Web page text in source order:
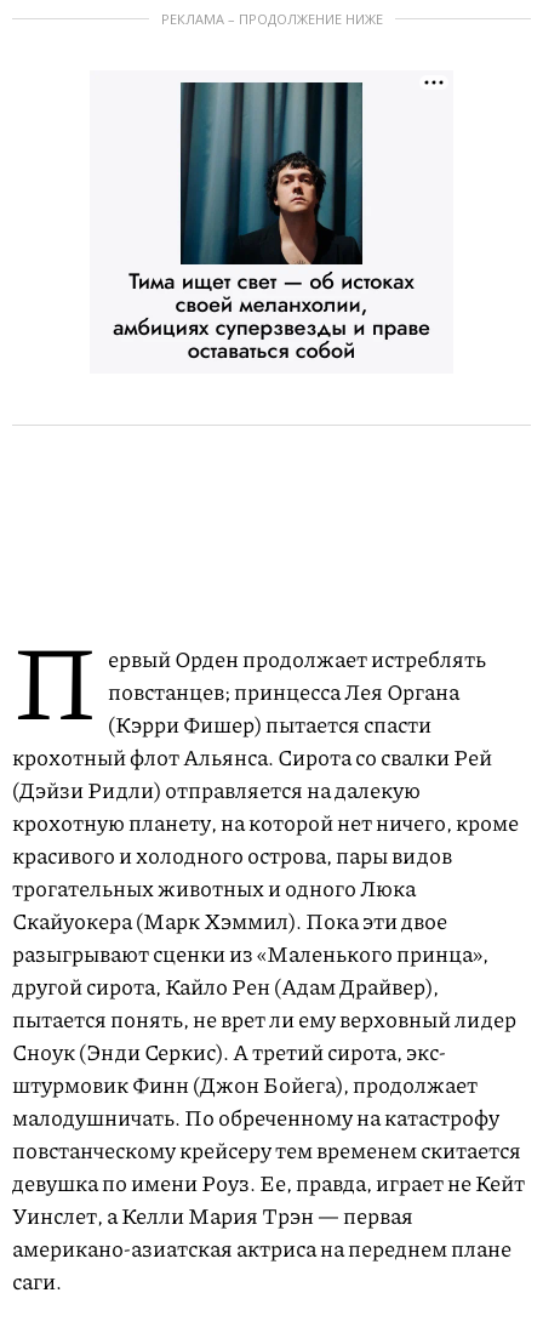
РЕКЛАМА – ПРОДОЛЖЕНИЕ НИЖЕ
П ервый Орден продолжает истреблять
повстанцев; принцесса Лея Органа
(Кэрри Фишер) пытается спасти
крохотный флот Альянса. Сирота со свалки Рей
(Дэйзи Ридли) отправляется на далекую
крохотную планету, на которой нет ничего, кроме
красивого и холодного острова, пары видов
трогательных животных и одного Люка
Скайуокера (Марк Хэммил). Пока эти двое
разыгрывают сценки из «Маленького принца»,
другой сирота, Кайло Рен (Адам Драйвер),
пытается понять, не врет ли ему верховный лидер
Сноук (Энди Серкис). А третий сирота, экс-
штурмовик Финн (Джон Бойега), продолжает
малодушничать. По обреченному на катастрофу
повстанческому крейсеру тем временем скитается
девушка по имени Роуз. Ее, правда, играет не Кейт
Уинслет, а Келли Мария Трэн — первая
американо-азиатская актриса на переднем плане
саги.